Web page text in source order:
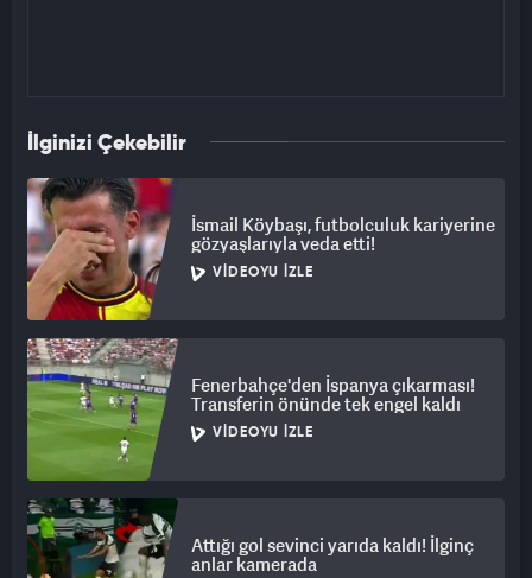
İlginizi Çekebilir
İsmail Köybaşı, futbolculuk kariyerine
gözyaşlarıyla veda etti!
VIDEOYU İZLE
Fenerbahçe'den İspanya çıkarması!
Transferin önünde tek engel kaldı
VIDEOYU İZLE
Attığı gol sevinci yarıda kaldı! İlginç
anlar kamerada